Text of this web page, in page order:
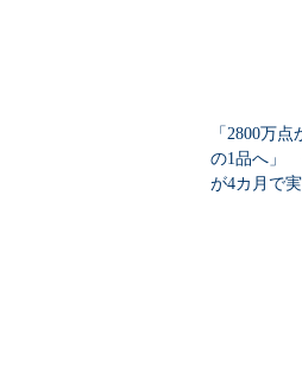
「2800万
の1品へ」
が4カ月で